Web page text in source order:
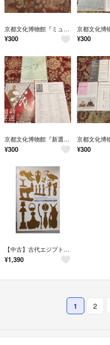
京都文化博物館『ミュシャからマンガへ 線の魔術、みんなのミュシャ』展のパンフレッ
¥300 ¥300
京都文化博物館『新選組展2022』パンフレット＆展示目録
¥300 ¥300
【中古】古代エジプト文明3000年の世界／京都文化博物館学芸課編集
¥1,390
1 2